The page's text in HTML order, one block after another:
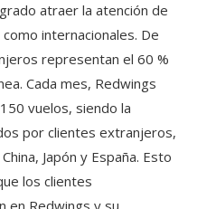
atraer la atención de
internacionales. De
representan el 60 %
Cada mes, Redwings
vuelos, siendo la
por clientes extranjeros,
Japón y España. Esto
los clientes